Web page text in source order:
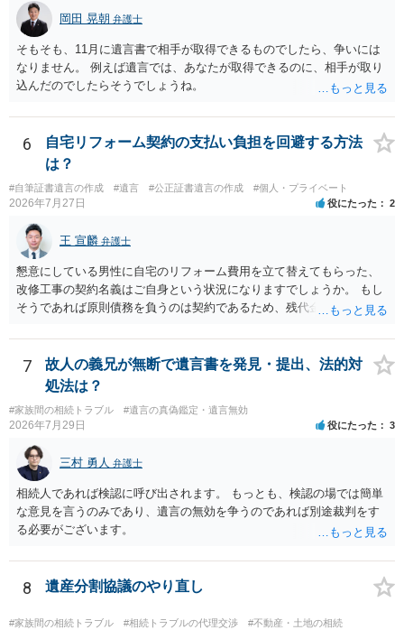
岡田 晃朝 弁護士
そもそも、11月に遺言書で相手が取得できるものでしたら、争いには
なりません。 例えば遺言では、あなたが取得できるのに、相手が取り
込んだのでしたらそうでしょうね。
6
自宅リフォーム契約の支払い負担を回避する方法
は？
#自筆証書遺言の作成 #遺言 #公正証書遺言の作成 #個人・プライベート
2026年7月27日 役にたった 2
王 宣麟 弁護士
懇意にしている男性に自宅のリフォーム費用を立て替えてもらった、
改修工事の契約名義はご自身という状況になりますでしょうか。 もし
そうであれば原則債務を負うのは契約であるため、残代金を捻出して
ます。 入籍した場合でも、原則契約者が単独で全ての債務を負うこと
には変わりがありません。 なかなか対応に難しい案件であり、公開の
場でアドバイスを行うのも限界があるように思われますので、資料等
を持参のうえ個別に弁護士に相談されることをお勧めします。
7
故人の義兄が無断で遺言書を発見・提出、法的対
処法は？
#家族間の相続トラブル #遺言の真偽鑑定・遺言無効
2026年7月29日 役にたった 3
三村 勇人 弁護士
相続人であれば検認に呼び出されます。 もっとも、検認の場では簡単
な意見を言うのみであり、遺言の無効を争うのであれば別途裁判をす
る必要がございます。
8 遺産分割協議のやり直し
#家族間の相続トラブル #相続トラブルの代理交渉
#不動産・土地の相続